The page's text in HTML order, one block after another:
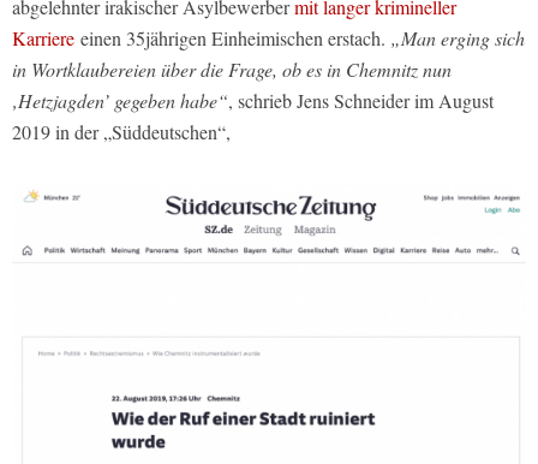
abgelehnter irakischer Asylbewerbermit langer krimineller
Karriere einen 35jährigen Einheimischen erstach. „Man erging sich
in Wortklaubereien über die Frage, ob es in Chemnitz nun
‚Hetzjagden’ gegeben habe“, schrieb Jens Schneider im August
2019 in der „Süddeutschen“,